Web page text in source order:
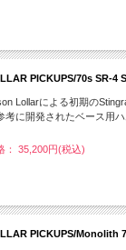
PICKUPS/70s SR-4
Lollarによる初期の
考に開発されたベース用ハ
： 35,200円(税込)
PICKUPS/Monolith